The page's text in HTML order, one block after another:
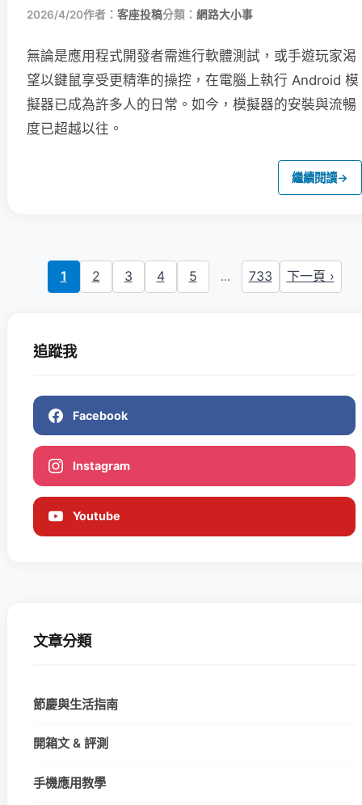
2026/4/20作者： 客座投稿分類： 網路大小事
無論是應用程式開發者需進行軟體測試，或手遊玩家渴
望以鍵鼠享受更精準的操控，在電腦上執行 Android 模
擬器已成為許多人的日常。如今，模擬器的安裝與流暢
度已超越以往。
繼續閱讀→
1 2 3 4 5 ... 733 下一頁 ›
追蹤我
Facebook
Instagram
Youtube
文章分類
節慶與生活指南
開箱文 & 評測
手機應用教學